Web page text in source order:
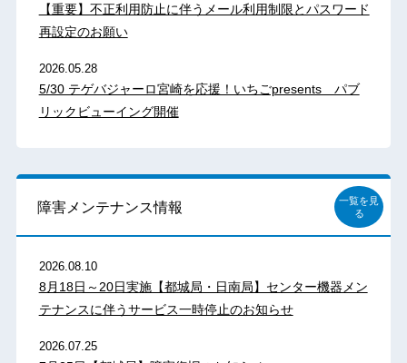
【重要】不正利用防止に伴うメール利用制限とパスワード
再設定のお願い
2026.05.28
5/30 テゲバジャーロ宮崎を応援！いちごpresents パブ
リックビューイング開催
障害メンテナンス情報
一覧を見
る
2026.08.10
8月18日～20日実施【都城局・日南局】センター機器メン
テナンスに伴うサービス一時停止のお知らせ
2026.07.25